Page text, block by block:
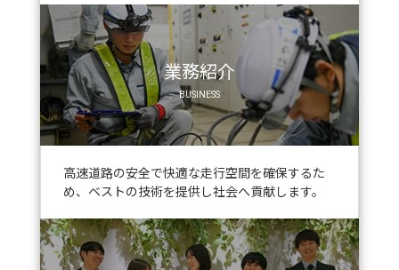
業務紹介
BUSINESS
⾼速道路の安全で快適な⾛⾏空間を確保するた
め、ベストの技術を提供し社会へ貢献します。